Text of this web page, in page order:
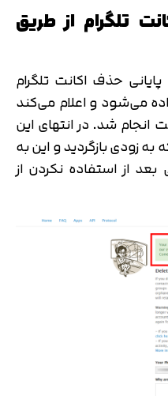
تلگرام از طریق
حذف اکانت تلگرام
می‌شود و اعلام می‌کند
شد. در انتهای این
به زودی بازگردید و این به
بعد از استفاده نکردن از